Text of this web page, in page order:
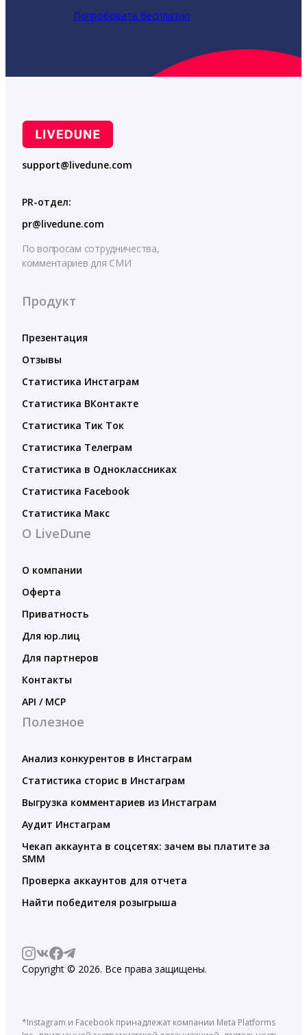
Попробовать бесплатно
support@livedune.com
PR-отдел:
pr@livedune.com
По вопросам сотрудничества,
комментариев для СМИ
Продукт
Презентация
Отзывы
Статистика Инстаграм
Статистика ВКонтакте
Статистика Тик Ток
Статистика Телеграм
Статистика в Одноклассниках
Статистика Facebook
Статистика Макс
О LiveDune
О компании
Оферта
Приватность
Для юр.лиц
Для партнеров
Контакты
API / MCP
Полезное
Анализ конкурентов в Инстаграм
Статистика сторис в Инстаграм
Выгрузка комментариев из Инстаграм
Аудит Инстаграм
Чекап аккаунта в соцсетях: зачем вы платите за
SMM
Проверка аккаунтов для отчета
Найти победителя розыгрыша
Copyright © 2026. Все права защищены.
*Instagram и Facebook принадлежат компании Meta Platforms